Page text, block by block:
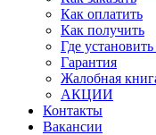
Как оплатить
Как получить
Где
Гарантия
Жалобная
АКЦИИ
Контакты
Вакансии